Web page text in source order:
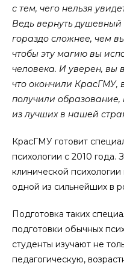
с тем, чего нельзя
Ведь вернуть
гораздо сложнее, чем
чтобы эту магию вы
человека. И уверен, вы
что окончили КрасГМУ,
получили образование,
из лучших в нашей
КрасГМУ готовит
психологии с 2010 года.
клинической психологии
одной из сильнейших в
Подготовка таких
подготовки обычных
студенты изучают не
педагогическую,